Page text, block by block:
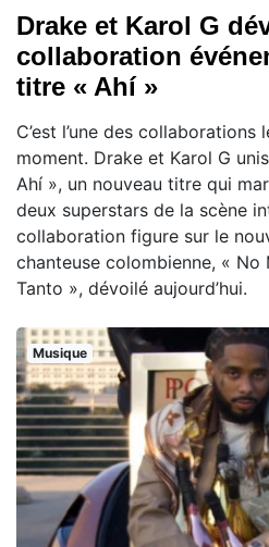
Drake et Karol G
collaboration
titre « Ahí »
C’est l’une des
moment. Drake et Karol G
Ahí », un nouveau titre qui
deux superstars de la scène
collaboration figure sur le
chanteuse colombienne, «
Tanto », dévoilé aujourd’hui.
Musique